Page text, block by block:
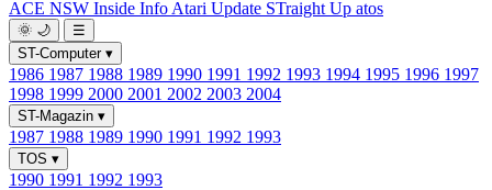
ACE NSW Inside Info Atari Update STraight Up atos
🌞 🌙
☰
ST-Computer ▾
1986 1987 1988 1989 1990 1991 1992 1993 1994 1995 1996 1997
1998 1999 2000 2001 2002 2003 2004
ST-Magazin ▾
1987 1988 1989 1990 1991 1992 1993
TOS ▾
1990 1991 1992 1993